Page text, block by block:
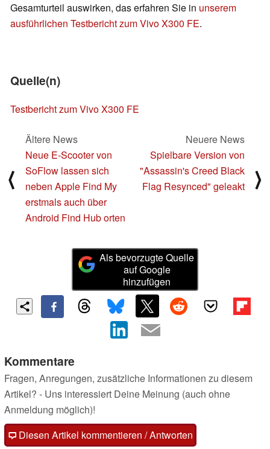
Gesamturteil auswirken, das erfahren Sie in unserem
ausführlichen Testbericht zum Vivo X300 FE.
Quelle(n)
Testbericht zum Vivo X300 FE
⟨
Ältere News
Neue E-Scooter von
SoFlow lassen sich
neben Apple Find My
erstmals auch über
Android Find Hub orten
Neuere News
Spielbare Version von
"Assassin's Creed Black
Flag Resynced" geleakt
⟩
Als bevorzugte Quelle
auf Google
hinzufügen
Kommentare
Fragen, Anregungen, zusätzliche Informationen zu diesem
Artikel? - Uns interessiert Deine Meinung (auch ohne
Anmeldung möglich)!
Diesen Artikel kommentieren / Antworten